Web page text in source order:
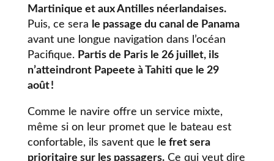
Martinique et aux Antilles néerlandaises.
Puis, ce sera le passage du canal de Panama
avant une longue navigation dans l’océan
Pacifique. Partis de Paris le 26 juillet, ils
n’atteindront Papeete à Tahiti que le 29
août !
Comme le navire offre un service mixte,
même si on leur promet que le bateau est
confortable, ils savent que l e fret sera
prioritaire sur les passagers.Ce qui veut dire